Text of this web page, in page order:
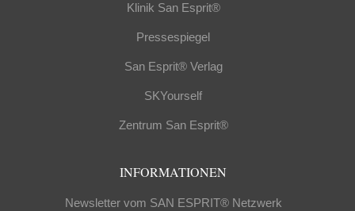
Klinik San Esprit®
Pressespiegel
San Esprit® Verlag
SKYourself
Zentrum San Esprit®
INFORMATIONEN
Newsletter vom SAN ESPRIT® Netzwerk